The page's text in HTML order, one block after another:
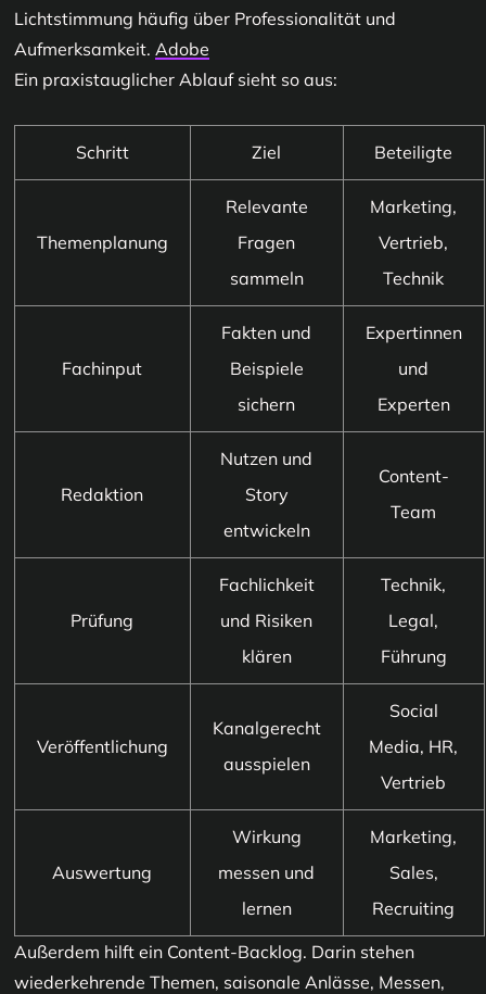
Lichtstimmung häufig über Professionalität und
Aufmerksamkeit. Adobe
Ein praxistauglicher Ablauf sieht so aus:
Schritt Ziel Beteiligte
Themenplanung
Relevante
Fragen
sammeln
Marketing,
Vertrieb,
Technik
Fachinput
Fakten und
Beispiele
sichern
Expertinnen
und
Experten
Redaktion
Nutzen und
Story
entwickeln
Content-
Team
Prüfung
Fachlichkeit
und Risiken
klären
Technik,
Legal,
Führung
Veröffentlichung
Kanalgerecht
ausspielen
Social
Media, HR,
Vertrieb
Auswertung
Wirkung
messen und
lernen
Marketing,
Sales,
Recruiting
Außerdem hilft ein Content-Backlog. Darin stehen
wiederkehrende Themen, saisonale Anlässe, Messen,